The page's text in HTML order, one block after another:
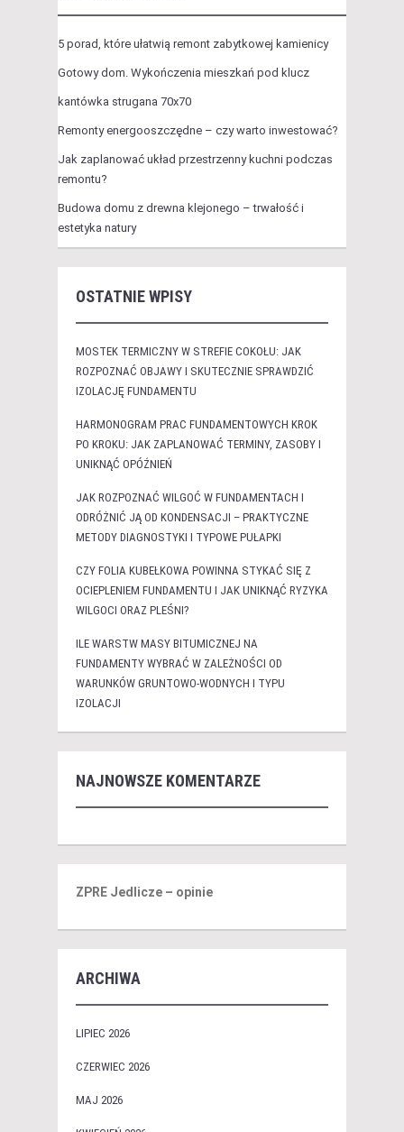
5 porad, które ułatwią remont zabytkowej kamienicy
Gotowy dom. Wykończenia mieszkań pod klucz
kantówka strugana 70x70
Remonty energooszczędne – czy warto inwestować?
Jak zaplanować układ przestrzenny kuchni podczas
remontu?
Budowa domu z drewna klejonego – trwałość i
estetyka natury
OSTATNIE WPISY
MOSTEK TERMICZNY W STREFIE COKOŁU: JAK
ROZPOZNAĆ OBJAWY I SKUTECZNIE SPRAWDZIĆ
IZOLACJĘ FUNDAMENTU
HARMONOGRAM PRAC FUNDAMENTOWYCH KROK
PO KROKU: JAK ZAPLANOWAĆ TERMINY, ZASOBY I
UNIKNĄĆ OPÓŹNIEŃ
JAK ROZPOZNAĆ WILGOĆ W FUNDAMENTACH I
ODRÓŻNIĆ JĄ OD KONDENSACJI – PRAKTYCZNE
METODY DIAGNOSTYKI I TYPOWE PUŁAPKI
CZY FOLIA KUBEŁKOWA POWINNA STYKAĆ SIĘ Z
OCIEPLENIEM FUNDAMENTU I JAK UNIKNĄĆ RYZYKA
WILGOCI ORAZ PLEŚNI?
ILE WARSTW MASY BITUMICZNEJ NA
FUNDAMENTY WYBRAĆ W ZALEŻNOŚCI OD
WARUNKÓW GRUNTOWO-WODNYCH I TYPU
IZOLACJI
NAJNOWSZE KOMENTARZE
ZPRE Jedlicze – opinie
ARCHIWA
LIPIEC 2026
CZERWIEC 2026
MAJ 2026